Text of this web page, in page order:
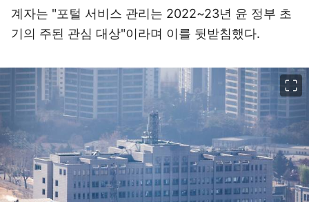
계자는 "포털 서비스 관리는 2022~23년 윤 정부 초
기의 주된 관심 대상"이라며 이를 뒷받침했다.